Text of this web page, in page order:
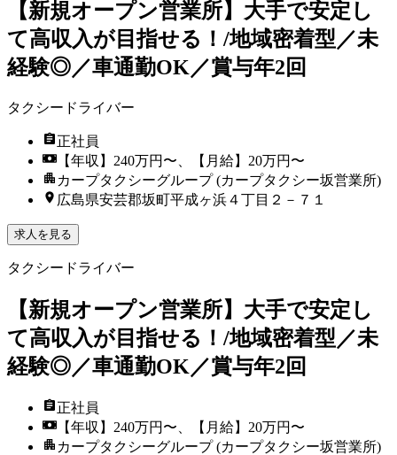
【新規オープン営業所】大手で安定し
て高収入が目指せる！/地域密着型／未
経験◎／車通勤OK／賞与年2回
タクシードライバー
正社員
【年収】240万円〜、【月給】20万円〜
カープタクシーグループ (カープタクシー坂営業所)
広島県安芸郡坂町平成ヶ浜４丁目２－７１
求人を見る
タクシードライバー
【新規オープン営業所】大手で安定し
て高収入が目指せる！/地域密着型／未
経験◎／車通勤OK／賞与年2回
正社員
【年収】240万円〜、【月給】20万円〜
カープタクシーグループ (カープタクシー坂営業所)